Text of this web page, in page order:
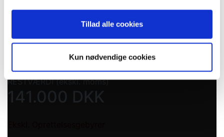
Tillad alle cookies
Kun nødvendige cookies
2.399DKK
Førstegangsydelse (ekskl. moms)
DKK
RESTVÆRDI (ekskl. moms)
141.000 DKK